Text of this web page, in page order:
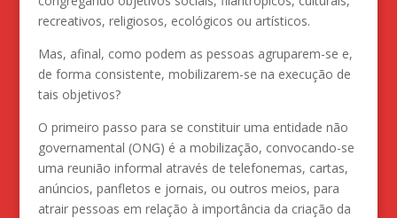
recreativos, religiosos, ecológicos ou artísticos.
Mas, afinal, como podem as pessoas agruparem-se e,
de forma consistente, mobilizarem-se na execução de
tais objetivos?
O primeiro passo para se constituir uma entidade não
governamental (ONG) é a mobilização, convocando-se
uma reunião informal através de telefonemas, cartas,
anúncios, panfletos e jornais, ou outros meios, para
atrair pessoas em relação à importância da criação da